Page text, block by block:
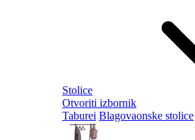
Stolice
Otvoriti izbornik
Taburei Blagovaonske stolice